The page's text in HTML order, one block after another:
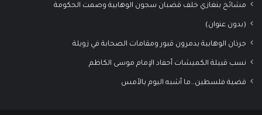
مشائخ بنغازي خلف قضبان سجون الوهابية وصمت الحكومة
(بدون عنوان)
جرذان الوهابية يدمرون قبور ومقامات الصحابة في زويلة
نسب قبيلة الكميشات أحفاد الإمام موسى الكاظم
قضية فلسطين…ما أشبه اليوم بالأمس